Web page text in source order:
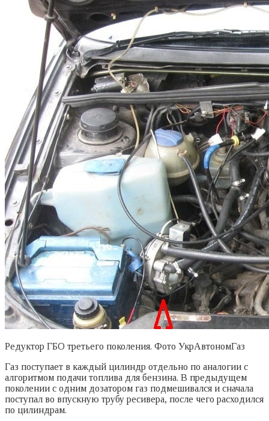
Редуктор ГБО третьего поколения. Фото УкрАвтономГаз
Газ поступает в каждый цилиндр отдельно по аналогии с
алгоритмом подачи топлива для бензина. В предыдущем
поколении с одним дозатором газ подмешивался и сначала
поступал во впускную трубу ресивера, после чего расходился
по цилиндрам.